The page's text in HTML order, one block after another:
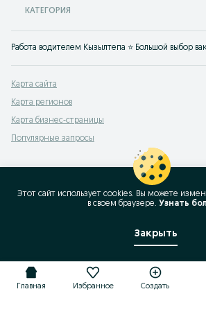
КАТЕГОРИЯ
Карта сайта
Карта регионов
Карта бизнес-страницы
Популярные запросы
Главная Избранное Создать
Этот сайт использует cookies. Вы можете
в своeм браузере. Узнать
Закрыть